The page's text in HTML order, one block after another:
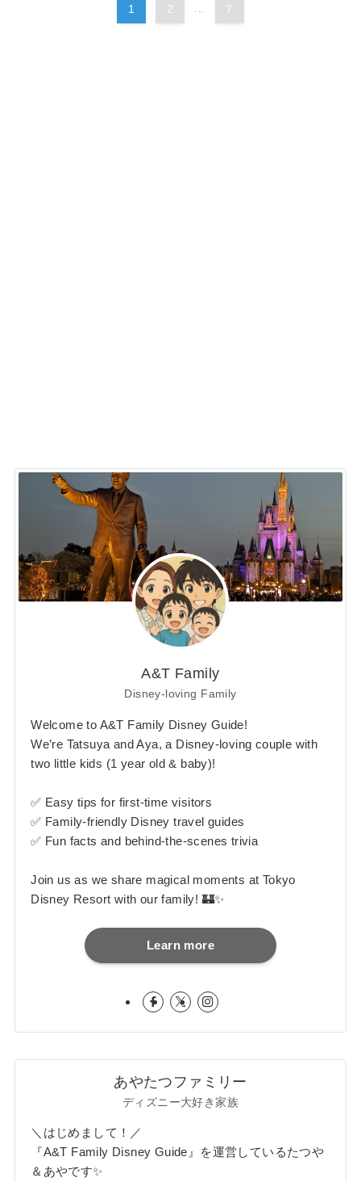
1 2 7
A&T Family
Disney-loving Family
Welcome to A&T Family Disney Guide!
We’re Tatsuya and Aya, a Disney-loving couple with
two little kids (1 year old & baby)!
✅ Easy tips for first-time visitors
✅ Family-friendly Disney travel guides
✅ Fun facts and behind-the-scenes trivia
Join us as we share magical moments at Tokyo
Disney Resort with our family! 🏰✨
Learn more
あやたつファミリー
ディズニー大好き家族
＼はじめまして！／
『A&T Family Disney Guide』を運営しているたつや
＆あやです✨